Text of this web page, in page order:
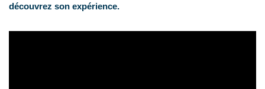
découvrez son expérience.